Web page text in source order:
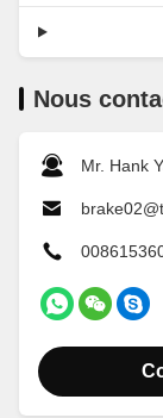
Nous
Mr. Hank